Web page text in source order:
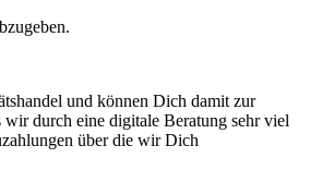
und können Dich damit zur
durch eine digitale Beratung sehr viel
über die wir Dich